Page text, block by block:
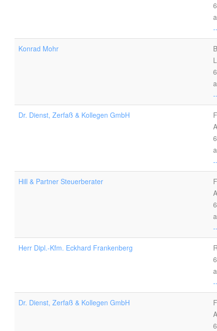
Konrad Mohr
Dr. Dienst, Zerfaß & Kollegen GmbH
Hill & Partner Steuerberater
Herr Dipl.-Kfm. Eckhard Frankenberg
Dr. Dienst, Zerfaß & Kollegen GmbH